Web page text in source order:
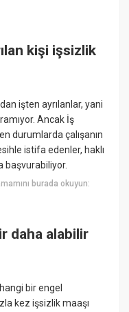
kişi işsizlik
işten ayrılanlar, yani
Ancak İş
durumlarda çalışanın
istifa edenler, haklı
başvurabiliyor.
burada okuyun:
daha alabilir
bir engel
kez işsizlik maaşı